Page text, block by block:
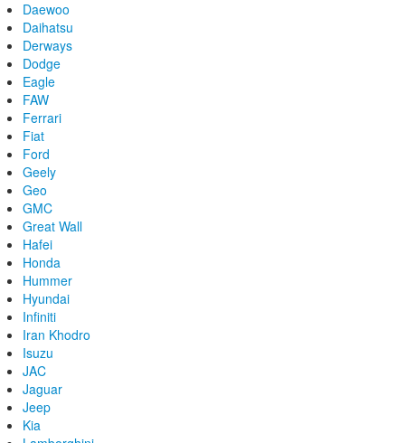
Daewoo
Daihatsu
Derways
Dodge
Eagle
FAW
Ferrari
Fiat
Ford
Geely
Geo
GMC
Great Wall
Hafei
Honda
Hummer
Hyundai
Infiniti
Iran Khodro
Isuzu
JAC
Jaguar
Jeep
Kia